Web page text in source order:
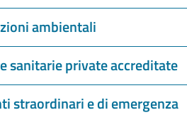
ambientali
sanitarie private accreditate
straordinari e di emergenza